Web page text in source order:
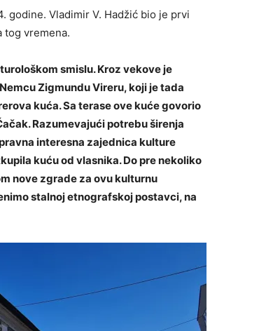
godine. Vladimir V. Hadžić bio je prvi
tog vremena.
smislu. Kroz vekove je
Zigmundu Vireru, koji je tada
kuća. Sa terase ove kuće govorio
Razumevajući potrebu širenja
interesna zajednica kulture
kuću od vlasnika. Do pre nekoliko
nove zgrade za ovu kulturnu
stalnoj etnografskoj postavci, na